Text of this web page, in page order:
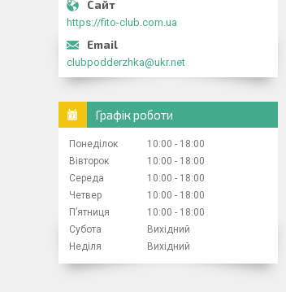
https://fito-club.com.ua
clubpodderzhka@ukr.net
Графік роботи
Понеділок 10:00
18:00
Вівторок
10:00
18:00
Середа
10:00
18:00
Четвер
10:00
18:00
Пʼятниця
10:00
18:00
Субота
Вихідний
Неділя
Вихідний